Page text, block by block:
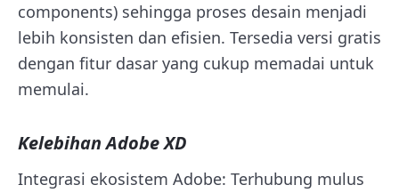
components) sehingga proses desain menjadi
lebih konsisten dan efisien. Tersedia versi gratis
dengan fitur dasar yang cukup memadai untuk
memulai.
Kelebihan Adobe XD
Integrasi ekosistem Adobe: Terhubung mulus